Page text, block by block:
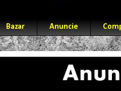
Bazar Anuncie